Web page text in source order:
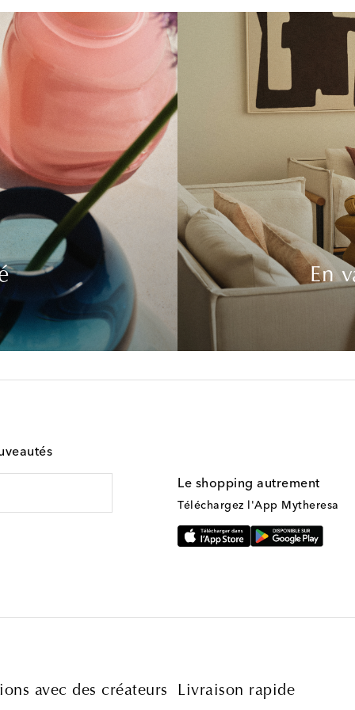
En
Le shopping autrement
Téléchargez l'App Mytheresa
avec des créateurs Livraison rapide